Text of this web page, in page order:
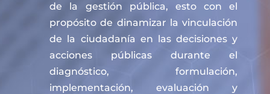
de la gestión pública, esto con el
propósito de dinamizar la vinculación
de la ciudadanía en las decisiones y
acciones públicas durante el
diagnóstico, formulación,
implementación, evaluación y